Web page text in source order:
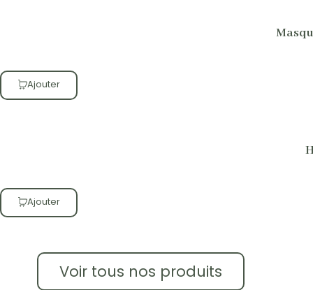
Ajouter
Ajouter
Voir tous nos produits